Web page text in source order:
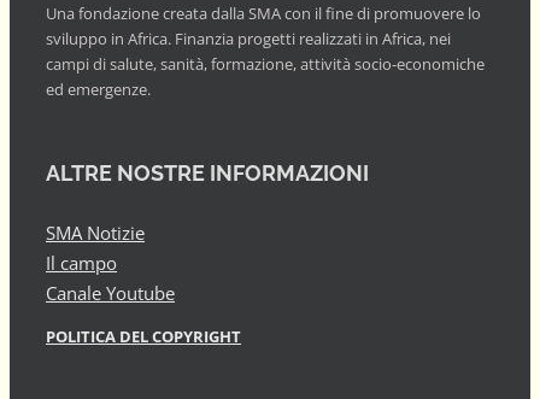
Una fondazione creata dalla SMA con il fine di promuovere lo
sviluppo in Africa. Finanzia progetti realizzati in Africa, nei
campi di salute, sanità, formazione, attività socio-economiche
ed emergenze.
ALTRE NOSTRE INFORMAZIONI
SMA Notizie
Il campo
Canale Youtube
POLITICA DEL COPYRIGHT